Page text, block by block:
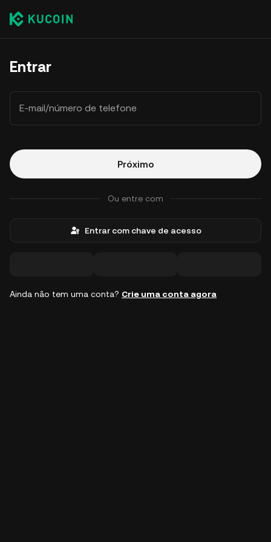
Entrar
E-mail/número de telefone
Próximo
Ou entre com
Entrar com chave de acesso
Ainda não tem uma conta? Crie uma conta agora